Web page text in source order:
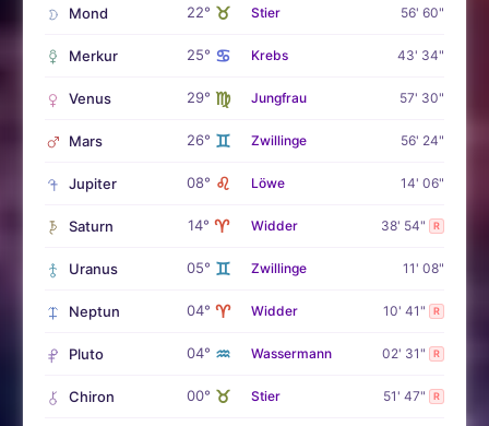
Mond 22° ♉ Stier 56' 60"
Merkur 25° ♋ Krebs 43' 34"
Venus 29° ♍ Jungfrau 57' 30"
Mars 26° ♊ Zwillinge 56' 24"
Jupiter 08° ♌ Löwe 14' 06"
Saturn 14° ♈ Widder 38' 54" R
Uranus 05° ♊ Zwillinge 11' 08"
Neptun 04° ♈ Widder 10' 41" R
Pluto 04° ♒ Wassermann 02' 31" R
Chiron 00° ♉ Stier 51' 47" R